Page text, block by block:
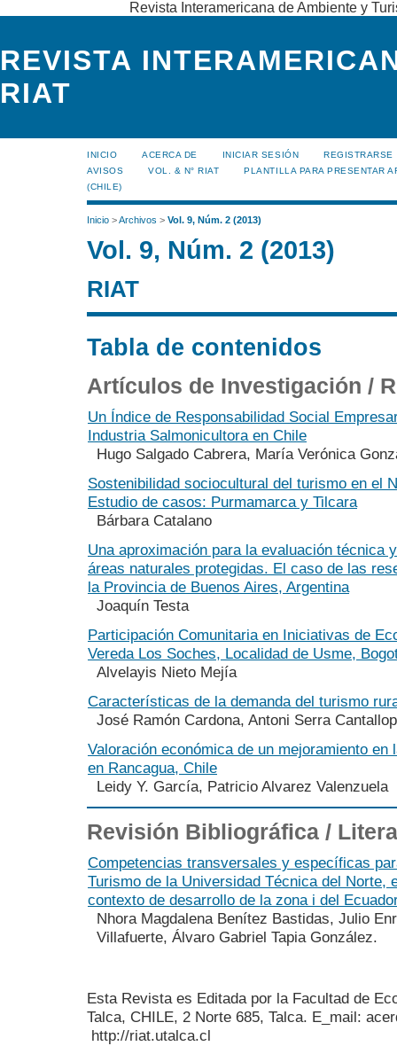
Revista Interamericana de Ambiente y
REVISTA
RIAT
INICIO ACERCA DE INICIAR SESIÓN
REGISTRARSE
AVISOS
VOL. & N° RIAT
PLANTILLA PARA PRESENTAR
(CHILE)
Inicio >Archivos > Vol. 9, Núm. 2 (2013)
Vol. 9, Núm. 2 (2013)
RIAT
Tabla de contenidos
Artículos de Investigación /
Un Índice de Responsabilidad Social
Industria Salmonicultora en Chile
Hugo Salgado Cabrera, María Verónica
Sostenibilidad sociocultural del turismo en el
Estudio de casos: Purmamarca y Tilcara
Bárbara Catalano
Una aproximación para la evaluación técnica
áreas naturales protegidas. El caso de las
la Provincia de Buenos Aires, Argentina
Joaquín Testa
Participación Comunitaria en Iniciativas de
Vereda Los Soches, Localidad de Usme,
Alvelayis Nieto Mejía
Características de la demanda del turismo
José Ramón Cardona, Antoni Serra
Valoración económica de un mejoramiento en
en Rancagua, Chile
Leidy Y. García, Patricio Alvarez Valenzuela
Revisión Bibliográfica /
Competencias transversales y específicas
Turismo de la Universidad Técnica del Norte,
contexto de desarrollo de la zona i del
Nhora Magdalena Benítez Bastidas, Julio
Villafuerte, Álvaro Gabriel Tapia González.
Esta Revista es Editada por la Facultad de
Talca, CHILE, 2 Norte 685, Talca. E_mail:
http://riat.utalca.cl